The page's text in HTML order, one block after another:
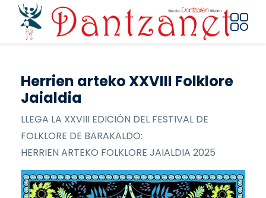
Pasar al contenido principal
Herrien arteko XXVIII Folklore
Jaialdia
LLEGA LA XXVIII EDICIÓN DEL FESTIVAL DE
FOLKLORE DE BARAKALDO:
HERRIEN ARTEKO FOLKLORE JAIALDIA 2025